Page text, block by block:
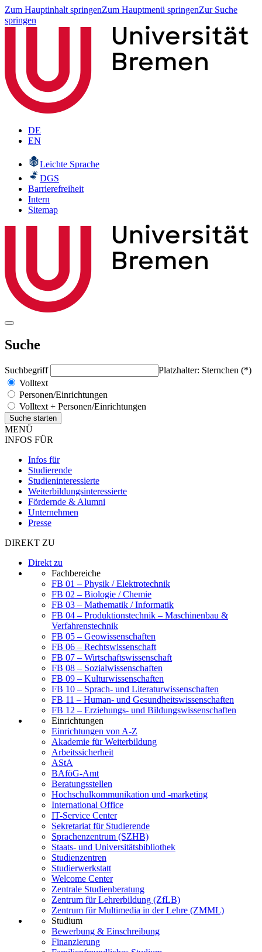
Zum Hauptinhalt springenZum Hauptmenü springenZur Suche
springen
DE
EN
Leichte Sprache
DGS
Barrierefreiheit
Intern
Sitemap
Suche
Suchbegriff
Platzhalter: Sternchen (*)
Volltext
Personen/Einrichtungen
Volltext + Personen/Einrichtungen
MENÜ
INFOS FÜR
Infos für
Studierende
Studieninteressierte
Weiterbildungsinteressierte
Fördernde & Alumni
Unternehmen
Presse
DIREKT ZU
Direkt zu
Fachbereiche
FB 01 – Physik / Elektrotechnik
FB 02 – Biologie / Chemie
FB 03 – Mathematik / Informatik
FB 04 – Produktionstechnik – Maschinenbau &
Verfahrenstechnik
FB 05 – Geowissenschaften
FB 06 – Rechtswissenschaft
FB 07 – Wirtschaftswissenschaft
FB 08 – Sozialwissenschaften
FB 09 – Kulturwissenschaften
FB 10 – Sprach- und Literaturwissenschaften
FB 11 – Human- und Gesundheitswissenschaften
FB 12 – Erziehungs- und Bildungswissenschaften
Einrichtungen
Einrichtungen von A-Z
Akademie für Weiterbildung
Arbeitssicherheit
AStA
BAföG-Amt
Beratungsstellen
Hochschulkommunikation und -marketing
International Office
IT-Service Center
Sekretariat für Studierende
Sprachenzentrum (SZHB)
Staats- und Universitätsbibliothek
Studienzentren
Studierwerkstatt
Welcome Center
Zentrale Studienberatung
Zentrum für Lehrerbildung (ZfLB)
Zentrum für Multimedia in der Lehre (ZMML)
Studium
Bewerbung & Einschreibung
Finanzierung